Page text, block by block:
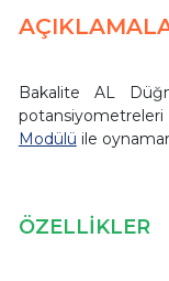
Bakalite AL
Modülü ile
ÖZELLİKLER